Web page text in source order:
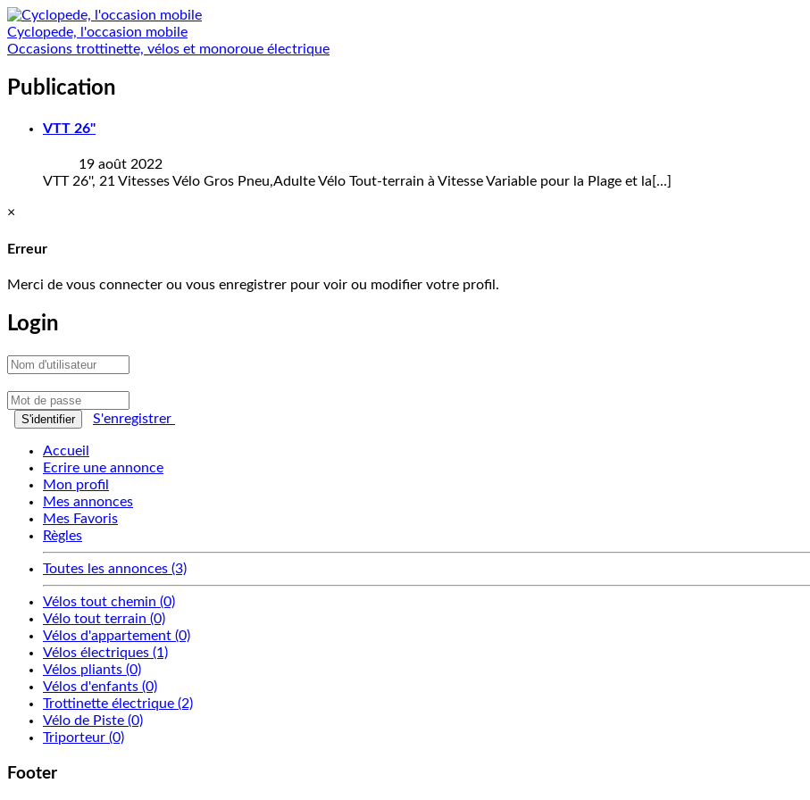
Cyclopede, l'occasion mobile
Occasions trottinette, vélos et monoroue électrique
Publication
VTT 26"
19 août 2022
VTT 26'', 21 Vitesses Vélo Gros Pneu,Adulte Vélo Tout-terrain à Vitesse Variable pour la Plage et la[...]
×
Erreur
Merci de vous connecter ou vous enregistrer pour voir ou modifier votre profil.
Login
S'identifier S'enregistrer
Accueil
Ecrire une annonce
Mon profil
Mes annonces
Mes Favoris
Règles
Toutes les annonces (3)
Vélos tout chemin (0)
Vélo tout terrain (0)
Vélos d'appartement (0)
Vélos électriques (1)
Vélos pliants (0)
Vélos d'enfants (0)
Trottinette électrique (2)
Vélo de Piste (0)
Triporteur (0)
Footer